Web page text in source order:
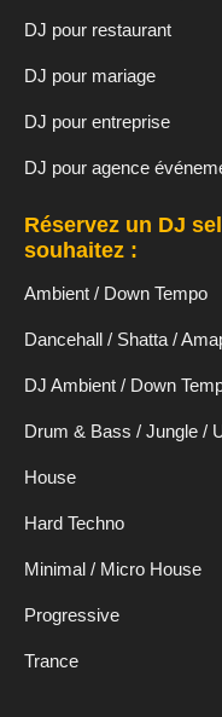
DJ pour restaurant
DJ pour mariage
DJ pour entreprise
DJ pour agence
Réservez un DJ
souhaitez :
Ambient / Down Tempo
Dancehall / Shatta /
DJ Ambient / Down
Drum & Bass / Jungle /
House
Hard Techno
Minimal / Micro House
Progressive
Trance